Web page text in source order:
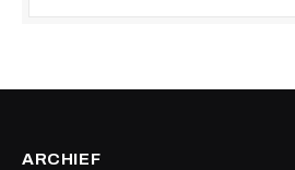
ARCHIEF